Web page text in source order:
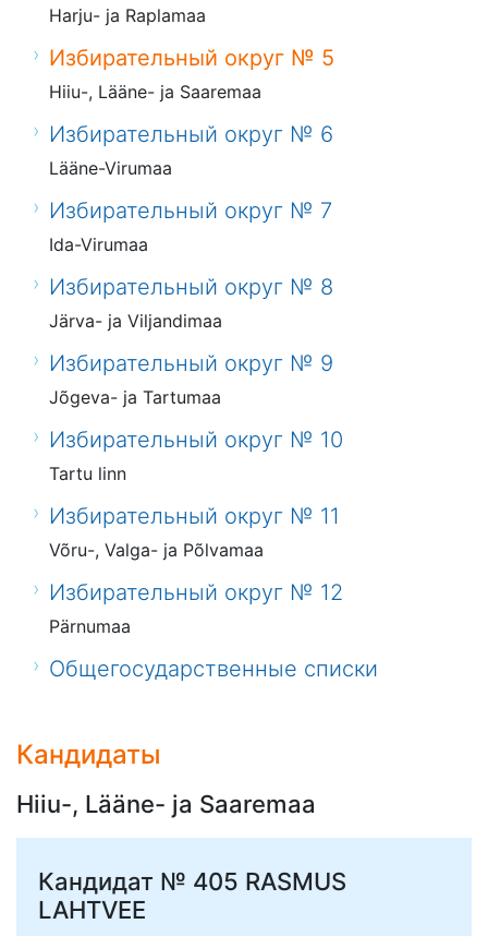
Harju- ja Raplamaa
Избирательный округ № 5
Hiiu-, Lääne- ja Saaremaa
Избирательный округ № 6
Lääne-Virumaa
Избирательный округ № 7
Ida-Virumaa
Избирательный округ № 8
Järva- ja Viljandimaa
Избирательный округ № 9
Jõgeva- ja Tartumaa
Избирательный округ № 10
Tartu linn
Избирательный округ № 11
Võru-, Valga- ja Põlvamaa
Избирательный округ № 12
Pärnumaa
Общегосударственные списки
Кандидаты
Hiiu-, Lääne- ja Saaremaa
Кандидат № 405 RASMUS
LAHTVEE